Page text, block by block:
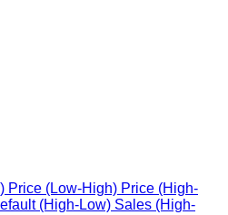
Price (Low-High) Price (High-
(High-Low) Sales (High-